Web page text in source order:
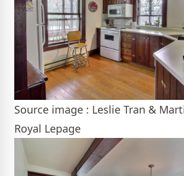
Source image : Leslie Tran &
Royal Lepage